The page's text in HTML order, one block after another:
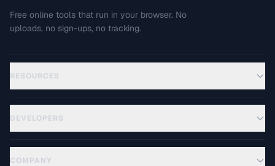
Free online tools that run in your browser. No
uploads, no sign-ups, no tracking.
RESOURCES
DEVELOPERS
COMPANY